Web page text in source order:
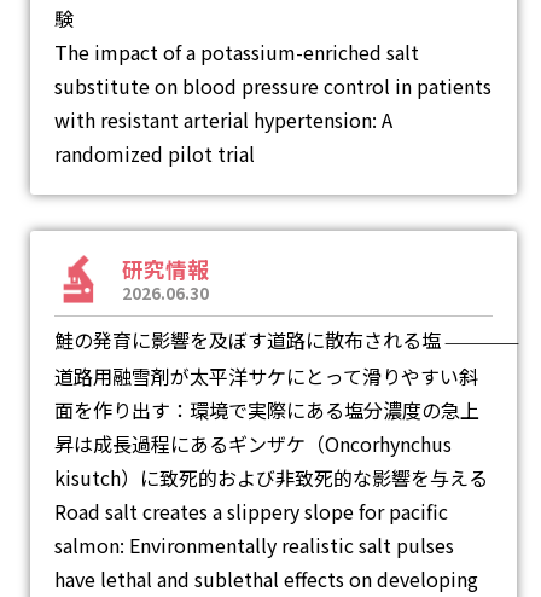
験
The impact of a potassium-enriched salt
substitute on blood pressure control in patients
with resistant arterial hypertension: A
randomized pilot trial
研究情報
2026.06.30
鮭の発育に影響を及ぼす道路に散布される塩 ―
道路用融雪剤が太平洋サケにとって滑りやすい斜
面を作り出す：環境で実際にある塩分濃度の急上
昇は成長過程にあるギンザケ（Oncorhynchus
kisutch）に致死的および非致死的な影響を与える
Road salt creates a slippery slope for pacific
salmon: Environmentally realistic salt pulses
have lethal and sublethal effects on developing